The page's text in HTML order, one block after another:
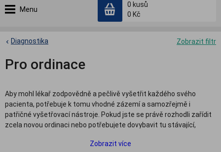
Menu
0 kusů
0 Kč
Zobrazit filtr
Diagnostika
Pro ordinace
Aby mohl lékař zodpovědně a pečlivě vyšetřit každého svého
pacienta, potřebuje k tomu vhodné zázemí a samozřejmě i
patřičné vyšetřovací nástroje. Pokud jste se právě rozhodli zařídit
zcela novou ordinaci nebo potřebujete dovybavit tu stávající,
Zobrazit více